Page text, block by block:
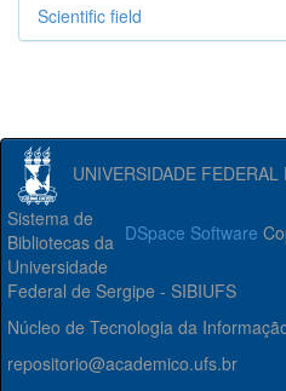
Scientific field
UNIVERSIDADE FEDERAL
DSpace Software
Sistema de
Bibliotecas da
Universidade
Federal de Sergipe - SIBIUFS
Núcleo de Tecnologia da
repositorio@academico.ufs.br